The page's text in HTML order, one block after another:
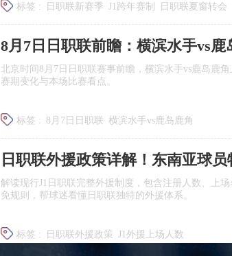
标签 : 日职联新赛季 J1跨年赛制
日职联夏窗转会
广岛三箭
8月7日日职联前瞻：横滨水手vs鹿
北京时间8月7日日职联赛事前瞻，横滨水手vs鹿岛鹿
赛期变化与本场比赛看点。
标签 : 8月7日日职联 横滨水手vs鹿岛鹿角
日职联前瞻 日职联
日职联外援政策详解！东南亚球员
解读现行J1日职联完整外援制度，包含注册人数、上
免规则，帮球迷看懂日职联独特的外援体系。
标签 : 日职联外援政策 J1外援上场人数